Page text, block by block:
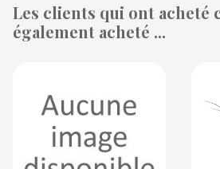
(1 avis)
Les clients qui ont acheté
également acheté ...